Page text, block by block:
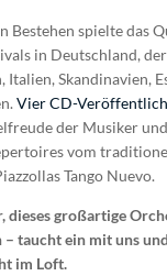
Bestehen spielte das
in Deutschland,
Italien, Skandinavien,
Vier CD-
der Musiker
vom
Tango Nuevo.
dieses großartige
taucht ein mit uns
im Loft.